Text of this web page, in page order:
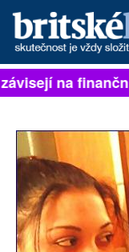
PŘIHLÁSIT
ARCHIV
ROZHOVORY
TÉMATA
na